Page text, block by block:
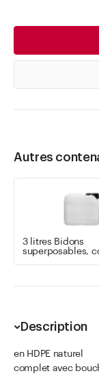
Autres
3 litres Bidons
superposables,
Description
en HDPE naturel
complet avec